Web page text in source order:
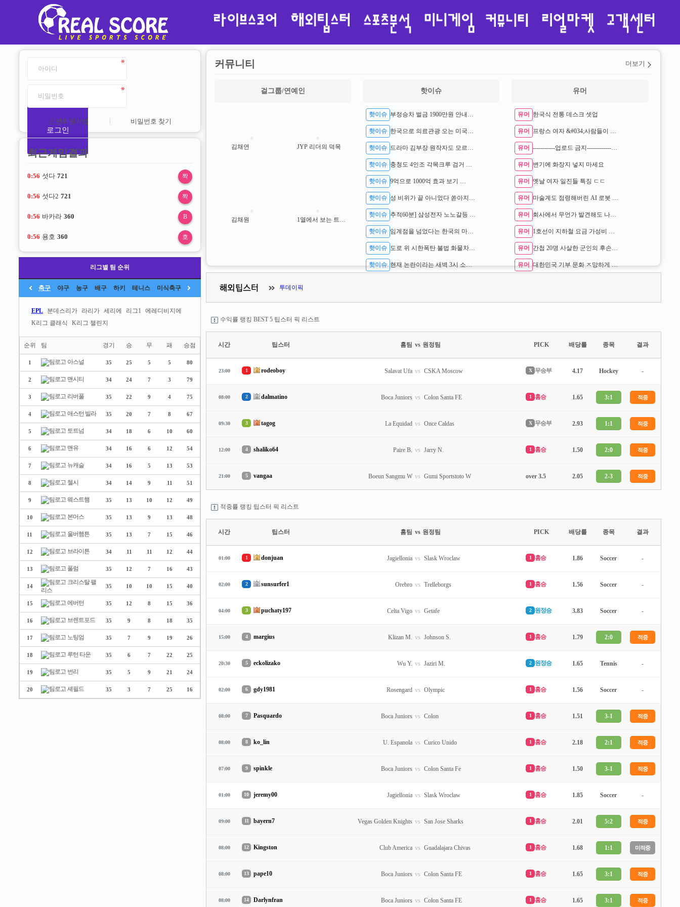
로그인
간편회원가입 비밀번호 찾기
최근게임결과
0:55 섯다 721 짝
0:55 섯다2 721 짝
0:55 바카라 360 B
0:55 용호 360 호
리그별 팀 순위
축구 야구 농구 배구 하키 테니스 미식축구
EPL 분데스리가 라리가 세리에 리그1
에레디비지에
K리그 클래식
K리그 챌린지
순위 팀 경기 승 무 패 승점
1 아스널 35 25 5 5 80
2 맨시티 34 24 7 3 79
3 리버풀 35 22 9 4 75
4 애스턴 빌라 35 20 7 8 67
5 토트넘 34 18 6 10 60
6 맨유 34 16 6 12 54
7 뉴캐슬 34 16 5 13 53
8 첼시 34 14 9 11 51
9 웨스트햄 35 13 10 12 49
10 본머스 35 13 9 13 48
11 울버햄튼 35 13 7 15 46
12 브라이튼 34 11 11 12 44
13 풀럼 35 12 7 16 43
14
크리스탈 팰
리스
35 10 10 15 40
15 에버턴 35 12 8 15 36
16 브렌트포드 35 9 8 18 35
17 노팅엄 35 7 9 19 26
18 루턴 타운 35 6 7 22 25
19 번리 35 5 9 21 24
20 셰필드 35 3 7 25 16
커뮤니티 더보기
걸그룹/연예인
김채연 JYP 리더의 덕목
김채원
핫이슈
핫이슈 부정승차 벌금 1900만원 안내고 버틴 3…
핫이슈 한국으로 의료관광 오는 미국인들 …
핫이슈 드라마 김부장 원작자도 모르던 충격적인 사…
핫이슈 충청도 4인조 각목크루 검거 …
핫이슈 9억으로 1000억 효과 보기 …
핫이슈 성 비위가 끝 아니었다 쏟아지는 거제왕 제…
핫이슈 추적60분] 삼성전자 노노갈등 터진 이유 …
핫이슈 임계점을 넘었다는 한국의 마약 침투 수준 …
핫이슈 도로 위 시한폭탄 불법 화물차 단속현장 …
핫이슈 현재 논란이라는 새벽 3시 소아과 대기줄 …
유머
유머 한국식 전통 데스크 셋업
유머 프랑스 여자 &#034;사람들이 왜 나 보고 더러운(공장) 일 하냐고 하…
유머 -----------업로드 금지----------------
유머 변기에 화장지 넣지 마세요
유머 옛날 여자 일진들 특징 ㄷㄷ
유머 마술계도 점령해버린 AI 로봇 ㄷㄷ
유머 회사에서 무언가 발견해도 나대지 않는 이유
유머 1호선이 지하철 요금 가성비 좋은 이유
유머 간첩 20명 사살한 군인의 후손 ㄷㄷ
유머 대한민국 기부 문화 ㅈ망하게 만든 원흉
투데이픽
수익률 랭킹 BEST 5 팁스터 픽 리스트
시간 팁스터 홈팀 vs 원정팀 PICK 배당률 종목 결과
23:00 1 rodeoboy Salavat Ufa vs CSKA Moscow X 무승부 4.17 Hockey -
08:00 2 dalmatino Boca Juniors vs Colon Santa FE 1 홈승 1.65 3:1 적중
09:30 3 tagog La Equidad vs Once Caldas X 무승부 2.93 1:1 적중
12:00 4 shaliko64 Paire B. vs Jarry N. 1 홈승 1.50 2:0 적중
21:00 5 vangaa Boeun Sangmu W vs Gumi Sportstoto W over 3.5 2.05 2-3 적중
적중률 랭킹 팁스터 픽 리스트
시간 팁스터 홈팀 vs 원정팀 PICK 배당률 종목 결과
01:00 1 donjuan Jagiellonia vs Slask Wroclaw 1 홈승 1.86 Soccer -
02:00 2 sunsurfer1 Orebro vs Trelleborgs 1 홈승 1.56 Soccer -
04:00 3 puchaty197 Celta Vigo vs Getafe 2 원정승 3.83 Soccer -
15:00 4 margius Klizan M. vs Johnson S. 1 홈승 1.79 2:0 적중
20:30 5 eckolizako Wu Y. vs Jaziri M. 2 원정승 1.65 Tennis -
02:00 6 gdy1981 Rosengard vs Olympic 1 홈승 1.56 Soccer -
08:00 7 Pasquardo Boca Juniors vs Colon 1 홈승 1.51 3-1 적중
08:00 8 ko_lin U. Espanola vs Curico Unido 1 홈승 2.18 2:1 적중
07:00 9 spinkle Boca Juniors vs Colon Santa Fe 1 홈승 1.50 3-1 적중
01:00 10 jeremy00 Jagiellonia vs Slask Wroclaw 1 홈승 1.85 Soccer -
09:00 11 bayern7 Vegas Golden Knights vs San Jose Sharks 1 홈승 2.01 5:2 적중
08:00 12 Kingston Club America vs Guadalajara Chivas 1 홈승 1.68 1:1 미적중
08:00 13 pape10 Boca Juniors vs Colon Santa FE 1 홈승 1.65 3:1 적중
08:00 14 Darlynfran Boca Juniors vs Colon Santa FE 1 홈승 1.65 3:1 적중